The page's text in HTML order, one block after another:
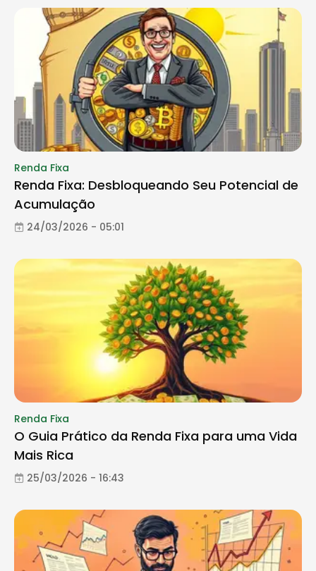
Renda Fixa
Renda Fixa: Desbloqueando Seu Potencial de
Acumulação
24/03/2026 - 05:01
Renda Fixa
O Guia Prático da Renda Fixa para uma Vida
Mais Rica
25/03/2026 - 16:43